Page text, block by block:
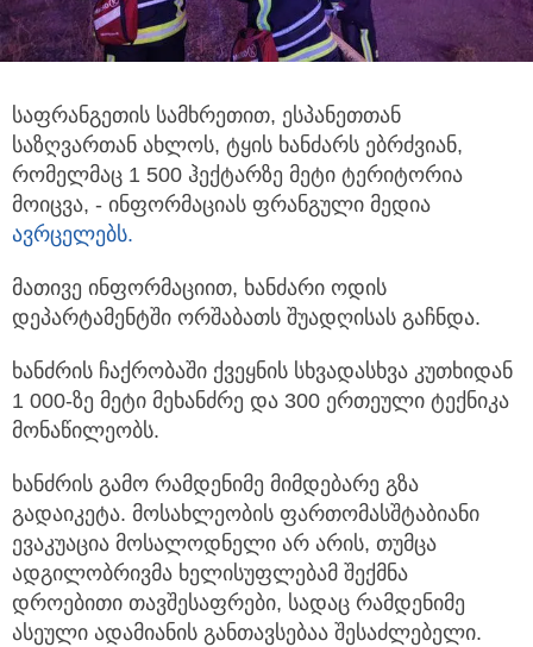
საფრანგეთის სამხრეთით, ესპანეთთან
საზღვართან ახლოს, ტყის ხანძარს ებრძვიან,
რომელმაც 1 500 ჰექტარზე მეტი ტერიტორია
მოიცვა, - ინფორმაციას ფრანგული მედია
ავრცელებს.
მათივე ინფორმაციით, ხანძარი ოდის
დეპარტამენტში ორშაბათს შუადღისას გაჩნდა.
ხანძრის ჩაქრობაში ქვეყნის სხვადასხვა კუთხიდან
1 000-ზე მეტი მეხანძრე და 300 ერთეული ტექნიკა
მონაწილეობს.
ხანძრის გამო რამდენიმე მიმდებარე გზა
გადაიკეტა. მოსახლეობის ფართომასშტაბიანი
ევაკუაცია მოსალოდნელი არ არის, თუმცა
ადგილობრივმა ხელისუფლებამ შექმნა
დროებითი თავშესაფრები, სადაც რამდენიმე
ასეული ადამიანის განთავსებაა შესაძლებელი.